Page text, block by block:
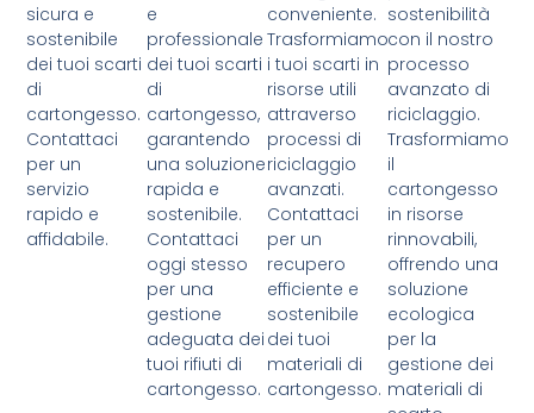
sicura e
sostenibile
dei tuoi scarti
di
cartongesso.
Contattaci
per un
servizio
rapido e
affidabile.
e
professionale
dei tuoi scarti
di
cartongesso,
garantendo
una soluzione
rapida e
sostenibile.
Contattaci
oggi stesso
per una
gestione
adeguata dei
tuoi rifiuti di
cartongesso.
conveniente.
Trasformiamo
i tuoi scarti in
risorse utili
attraverso
processi di
riciclaggio
avanzati.
Contattaci
per un
recupero
efficiente e
sostenibile
dei tuoi
materiali di
cartongesso.
sostenibilità
con il nostro
processo
avanzato di
riciclaggio.
Trasformiamo
il
cartongesso
in risorse
rinnovabili,
offrendo una
soluzione
ecologica
per la
gestione dei
materiali di